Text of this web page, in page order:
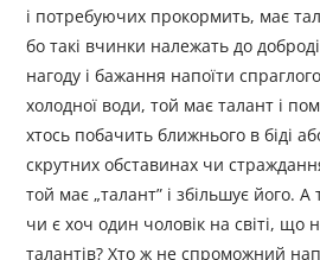
і потребуючих прокормить, має
бо такі вчинки належать до
нагоду і бажання напоїти
холодної води, той має талант і
хтось побачить ближнього в біді
скрутних обставинах чи
той має „талант” і збільшує його.
чи є хоч один чоловік на світі, що
талантів? Хто ж не спроможний